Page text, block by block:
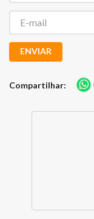
ENVIAR
Compartilhar